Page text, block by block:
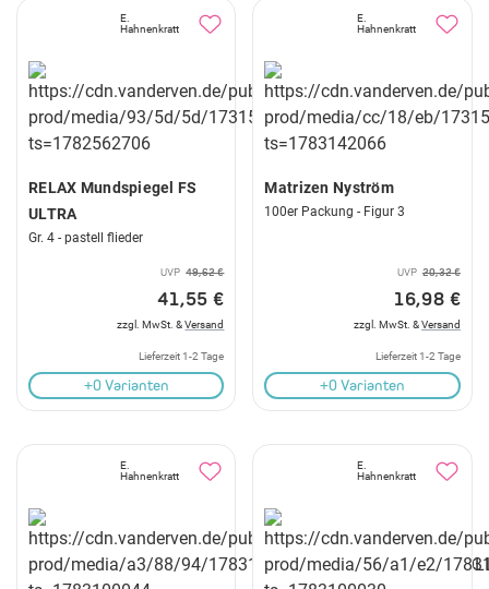
E.
Hahnenkratt
RELAX Mundspiegel FS
ULTRA
Gr. 4 - pastell flieder
UVP 49,62 €
41,55 €
zzgl. MwSt. &Versand
Lieferzeit 1-2 Tage
+0 Varianten
E.
Hahnenkratt
Matrizen Nyström
100er Packung - Figur 3
UVP 20,32 €
16,98 €
zzgl. MwSt. &Versand
Lieferzeit 1-2 Tage
+0 Varianten
E.
Hahnenkratt
E.
Hahnenkratt